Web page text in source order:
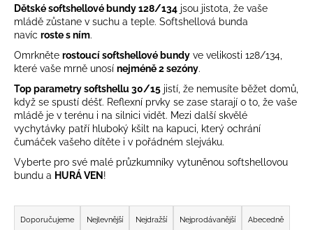
Dětské softshellové bundy 128/134 jsou jistota, že vaše
mládě zůstane v suchu a teple. Softshellová bunda
navíc roste s ním.
Omrkněte rostoucí softshellové bundy ve velikosti 128/134,
které vaše mrně unosí nejméně 2 sezóny.
Top parametry softshellu 30/15 jistí, že nemusíte běžet domů,
když se spustí déšť. Reflexní prvky se zase starají o to, že vaše
mládě je v terénu i na silnici vidět. Mezi další skvělé
vychytávky patří hluboký kšilt na kapuci, který ochrání
čumáček vašeho dítěte i v pořádném slejváku.
Vyberte pro své malé průzkumníky vytuněnou softshellovou
bundu a HURÁ VEN !
Ř
aDoporučujeme Nejlevnější Nejdražší Nejprodávanější Abecedně
u
j
e
t
e
n
a
j
í
t